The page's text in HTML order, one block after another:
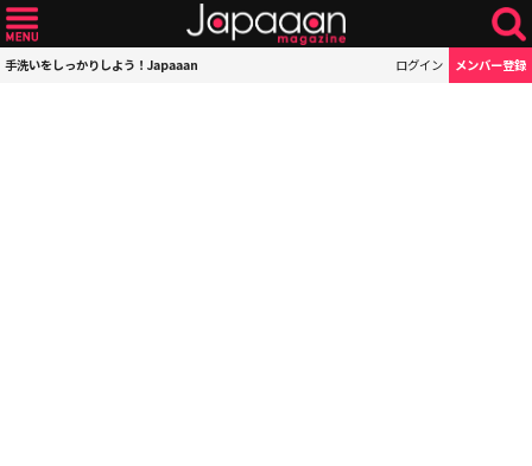
手洗いをしっかりしよう！Japaaan ログイン メンバー登録